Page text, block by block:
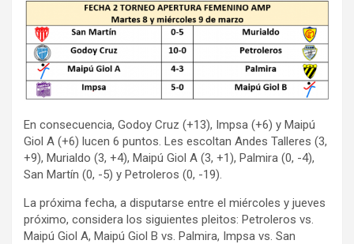
En consecuencia, Godoy Cruz (+13), Impsa (+6) y Maipú
Giol A (+6) lucen 6 puntos. Les escoltan Andes Talleres (3,
+9), Murialdo (3, +4), Maipú Giol A (3, +1), Palmira (0, -4),
San Martín (0, -5) y Petroleros (0, -19).
La próxima fecha, a disputarse entre el miércoles y jueves
próximo, considera los siguientes pleitos: Petroleros vs.
Maipú Giol A, Maipú Giol B vs. Palmira, Impsa vs. San